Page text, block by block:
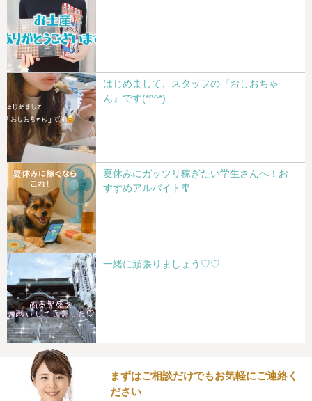
はじめまして、スタッフの『おしおちゃ
ん』です(*^^*)
夏休みにガッツリ稼ぎたい学生さんへ！お
すすめアルバイト🎐
一緒に頑張りましょう♡♡
まずはご相談だけでもお気軽にご連絡く
ださい